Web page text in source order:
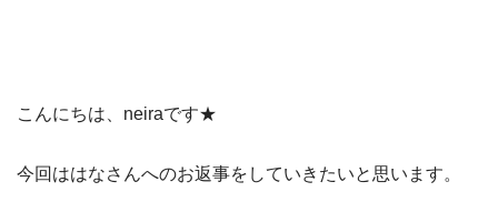
こんにちは、neiraです★
今回ははなさんへのお返事をしていきたいと思います。